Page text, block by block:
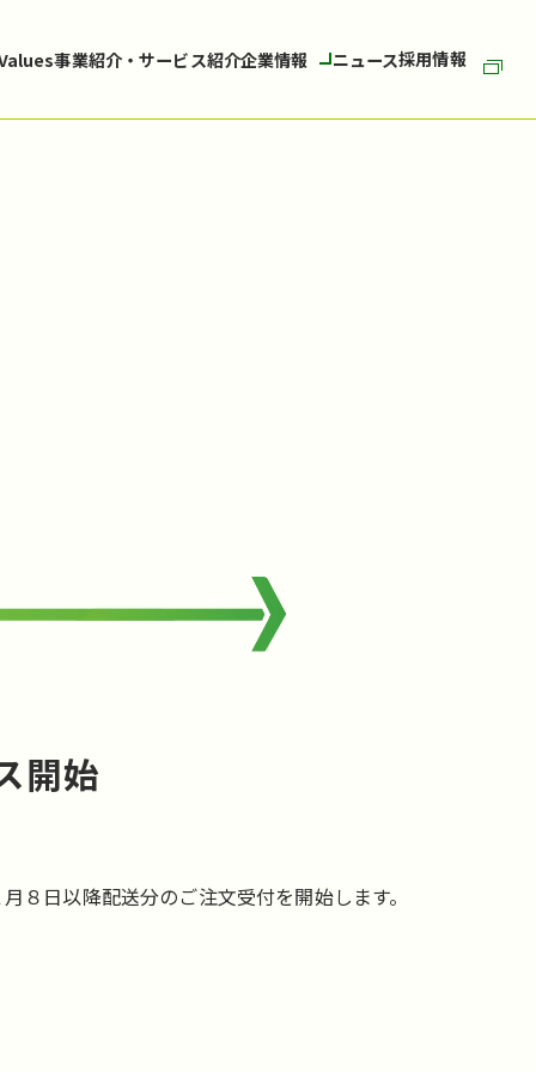
事業紹介・サービス紹介企業情報 ニュース採用情報
開始
日以降配送分のご注文受付を開始します。